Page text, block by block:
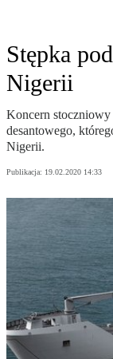
Stępka
Nigerii
Koncern stoczniowy
desantowego,
Nigerii.
Publikacja: 19.02.2020 14:33